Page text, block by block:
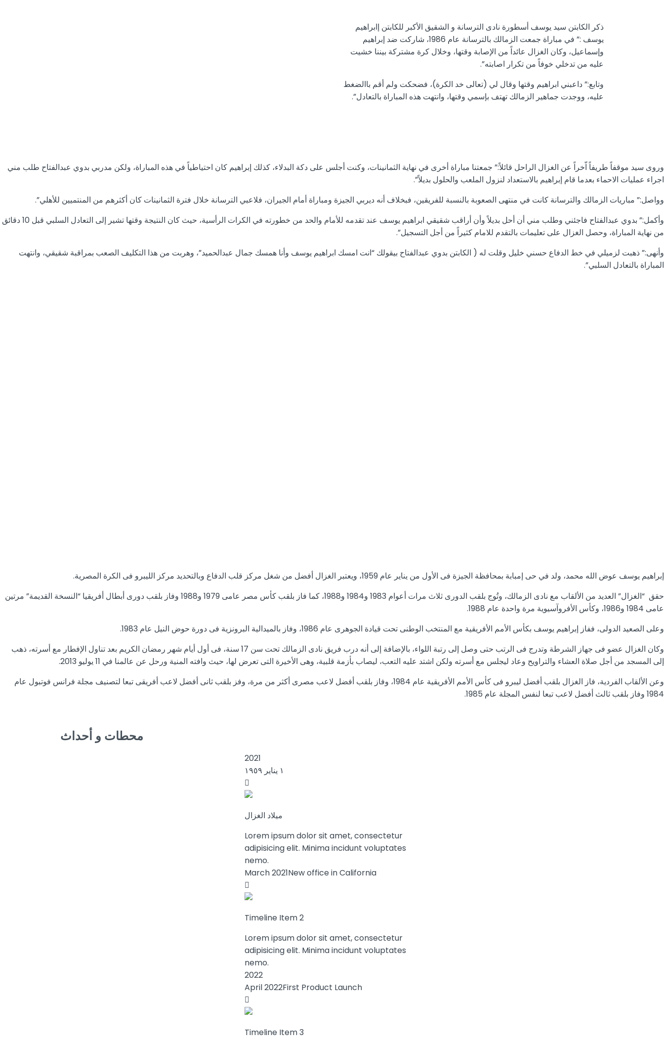
ذكر الكابتن سيد يوسف أسطورة نادى الترسانة و الشقيق الأكبر للكابتن إابراهيم
يوسف :” في مباراة جمعت الزمالك بالترسانة عام 1986، شاركت ضد إبراهيم
وإسماعيل، وكان الغزال عائداً من الإصابة وقتها، وخلال كرة مشتركة بيننا خشيت
عليه من تدخلي خوفاً من تكرار اصابته”.
وتابع:” داعبني ابراهيم وقتها وقال لي (تعالى خد الكرة)، فضحكت ولم أقم باالضغط
عليه، ووجدت جماهير الزمالك تهتف بإسمي وقتها، وانتهت هذه المباراة بالتعادل”.
وروى سيد موقفاً طريفاً اّخراً عن الغزال الراحل قائلاً:” جمعتنا مباراة أخرى في نهاية الثمانينات، وكنت أجلس على دكة البدلاء، كذلك إبراهيم كان احتياطياً في هذه المباراة، ولكن مدربي بدوي عبدالفتاح طلب مني
اجراء عمليات الاحماء بعدما قام إبراهيم بالاستعداد لنزول الملعب والحلول بديلاً”.
وواصل:” مباريات الزمالك والترسانة كانت في منتهى الصعوبة بالنسبة للفريقين، فبخلاف أنه ديربي الجيزة ومباراة أمام الجيران، فلاعبي الترسانة خلال فترة الثمانينات كان أكثرهم من المنتميين للأهلي”.
وأكمل:” بدوي عبدالفتاح فاجئني وطلب مني أن أحل بديلاً وأن أراقب شقيقي ابراهيم يوسف عند تقدمه للأمام والحد من خطورته في الكرات الرأسية، حيث كان النتيجة وقتها تشير إلى التعادل السلبي قبل 10 دقائق
من نهاية المباراة، وحصل الغزال على تعليمات بالتقدم للامام كثيراً من أجل التسجيل”.
وأنهى:” ذهبت لزميلي في خط الدفاع حسني خليل وقلت له ( الكابتن بدوي عبدالفتاح بيقولك “انت امسك ابراهيم يوسف وأنا همسك جمال عبدالحميد”، وهربت من هذا التكليف الصعب بمراقبة شقيقي، وانتهت
المباراة بالتعادل السلبي”.
إبراهيم يوسف عوض الله محمد، ولد في حى إمبابة بمحافظة الجيزة فى الأول من يناير عام 1959، ويعتبر الغزال أفضل من شغل مركز قلب الدفاع وبالتحديد مركز الليبرو فى الكرة المصرية.
حقق “الغزال” العديد من الألقاب مع نادى الزمالك، وتُوج بلقب الدورى ثلاث مرات أعوام 1983 و1984 و1988، كما فاز بلقب كأس مصر عامى 1979 و1988 وفاز بلقب دورى أبطال أفريقيا “النسخة القديمة” مرتين
عامى 1984 و1986، وكأس الأفروآسيوية مرة واحدة عام 1988.
وعلى الصعيد الدولى، ففاز إبراهيم يوسف بكأس الأمم الأفريقية مع المنتخب الوطنى تحت قيادة الجوهرى عام 1986، وفاز بالميدالية البرونزية فى دورة حوض النيل عام 1983.
وكان الغزال عضو فى جهاز الشرطة وتدرج فى الرتب حتى وصل إلى رتبة اللواء، بالإضافة إلى أنه درب فريق نادى الزمالك تحت سن 17 سنة، فى أول أيام شهر رمضان الكريم بعد تناول الإفطار مع أسرته، ذهب
إلى المسجد من أجل صلاة العشاء والتراويح وعاد ليجلس مع أسرته ولكن اشتد عليه التعب، ليصاب بأزمة قلبية، وهى الأخيرة التى تعرض لها، حيث وافته المنية ورحل عن عالمنا في 11 يوليو 2013.
وعن الألقاب الفردية، فاز الغزال بلقب أفضل ليبرو فى كأس الأمم الأفريقية عام 1984، وفاز بلقب أفضل لاعب مصرى أكثر من مرة، وفز بلقب ثانى أفضل لاعب أفريقى تبعا لتصنيف مجلة فرانس فوتبول عام
1984 وفاز بلقب ثالث أفضل لاعب تبعا لنفس المجلة عام 1985.
محطات و أحداث
2021
١ يناير ١٩٥٩
ميلاد الغزال
Lorem ipsum dolor sit amet, consectetur
adipisicing elit. Minima incidunt voluptates
nemo.
March 2021New office in California
Timeline Item 2
Lorem ipsum dolor sit amet, consectetur
adipisicing elit. Minima incidunt voluptates
nemo.
2022
April 2022First Product Launch
Timeline Item 3